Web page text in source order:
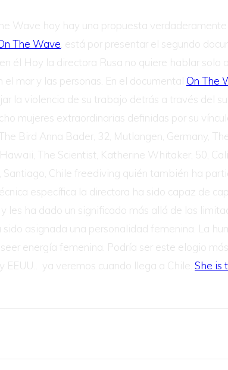
The Wave hoy hay una propuesta
The Wave , está por presentar el segundo
él Hoy la directora Rusa no quiere hablar
mar y las personas. En el documental On The
la violencia de su trabajo detrás a través del
mujeres extraordinarias definidas por su
Bird Anna Bader, 32, Mutlangen, Germany,
The Scientist, Katherine Whitaker, 50,
Santiago, Chile freediving quién también ha
específica la directora ha sido capaz de
les ha dado un significado más allá de las
asignada una personalidad femenina. La
energía femenina. Podría ser este elogio
ya veremos cuando llega a Chile. She is